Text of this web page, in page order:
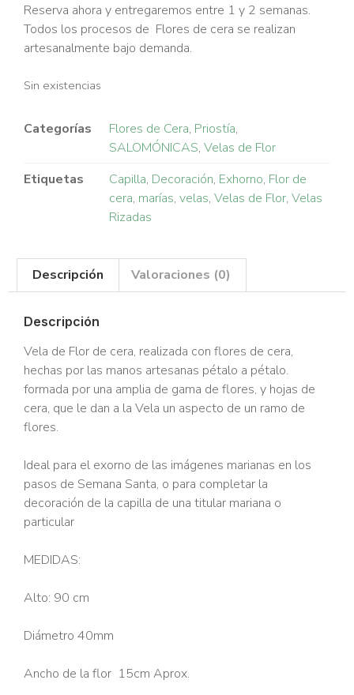
Reserva ahora y entregaremos entre 1 y 2 semanas.
Todos los procesos de Flores de cera se realizan
artesanalmente bajo demanda.
Sin existencias
Categorías Flores de Cera, Priostía,
SALOMÓNICAS, Velas de Flor
Etiquetas
Capilla, Decoración, Exhorno, Flor de
cera, marías, velas, Velas de Flor, Velas
Rizadas
Descripción Valoraciones (0)
Descripción
Vela de Flor de cera, realizada con flores de cera,
hechas por las manos artesanas pétalo a pétalo.
formada por una amplia de gama de flores, y hojas de
cera, que le dan a la Vela un aspecto de un ramo de
flores.
Ideal para el exorno de las imágenes marianas en los
pasos de Semana Santa, o para completar la
decoración de la capilla de una titular mariana o
particular
MEDIDAS:
Alto: 90 cm
Diámetro 40mm
Ancho de la flor 15cm Aprox.